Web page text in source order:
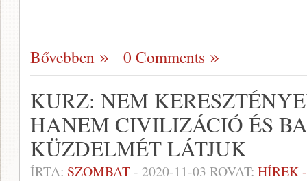
Bővebben 0 Comments
KURZ: NEM
HANEM CIVILIZÁCIÓ ÉS
KÜZDELMÉT LÁTJUK
ÍRTA: SZOMBAT- 2020-11-03 ROVAT: HÍREK